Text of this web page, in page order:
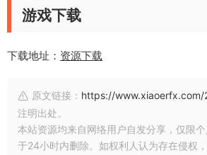
游戏下载
下载地址： 资源下载
原文链接： https://www.xiaoerfx.com/
注明出处。
本站资源均来自网络用户自发分享，仅限
于24小时内删除。如权利人认为存在侵权